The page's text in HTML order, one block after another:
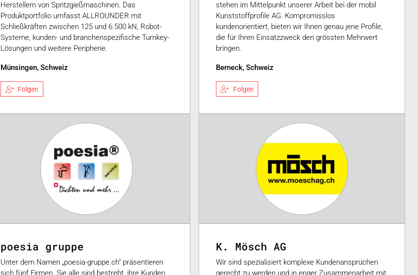
Herstellern von Spritzgießmaschinen. Das
Produktportfolio umfasst ALLROUNDER mit
Schließkräften zwischen 125 und 6.500 kN, Robot-
Systeme, kunden- und branchenspezifische Turnkey-
Lösungen und weitere Peripherie.
Münsingen, Schweiz
Folgen
stehen im Mittelpunkt unserer Arbeit bei der mobil
Kunststoffprofile AG. Kompromisslos
kundenorientiert, bieten wir Ihnen genau jene Profile,
die für Ihren Einsatzzweck den grössten Mehrwert
bringen.
Berneck, Schweiz
Folgen
poesia gruppe
Unter dem Namen „poesia-gruppe.ch“ präsentieren
sich fünf Firmen. Sie alle sind bestrebt, ihre Kunden
K. Mösch AG
Wir sind spezialisiert komplexe Kundenansprüchen
gerecht zu werden und in enger Zusammenarbeit mit